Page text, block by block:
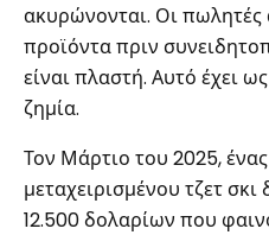
ακυρώνονται. Οι
προϊόντα πριν
είναι πλαστή. Αυτό έχει
ζημία.
Τον Μάρτιο του 2025,
μεταχειρισμένου τζετ σκι
12.500 δολαρίων που